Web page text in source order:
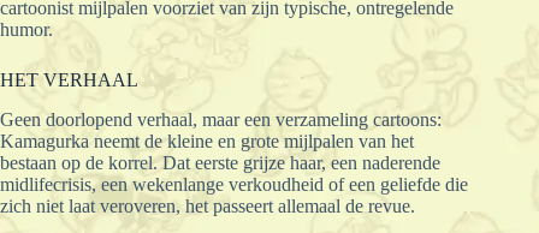
cartoonist mijlpalen voorziet van zijn typische, ontregelende
humor.
HET VERHAAL
Geen doorlopend verhaal, maar een verzameling cartoons:
Kamagurka neemt de kleine en grote mijlpalen van het
bestaan op de korrel. Dat eerste grijze haar, een naderende
midlifecrisis, een wekenlange verkoudheid of een geliefde die
zich niet laat veroveren, het passeert allemaal de revue.